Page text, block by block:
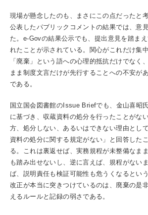
現場が懸念したのも、まさにこの点だったと
公表したパブリックコメントの結果では、意
た。e-Govの結果公示でも、提出意見を踏ま
れたことが示されている。関心がこれだけ集
「廃棄」という語への心理的抵抗だけでなく
まま制度文言だけが先行することへの不安が
である。
国立国会図書館のIssue Briefでも、金山喜昭
に基づき、収蔵資料の処分を行ったことがな
方、処分しない、あるいはできない理由とし
資料の処分に関する規定がない」と回答した
る。これは裏返せば、実務規程が未整備なま
も踏み出せないし、逆に言えば、規程がない
ば、説明責任も検証可能性も危うくなるとい
改正が本当に突きつけているのは、廃棄の是
えるルールと記録の弱さである。